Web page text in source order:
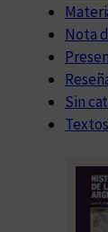
Nota
Sin